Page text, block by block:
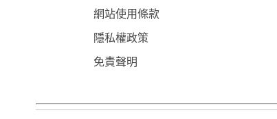
網站使用條款
隱私權政策
免責聲明